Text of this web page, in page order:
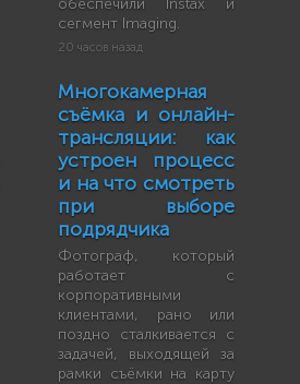
обеспечили Instax и
сегмент Imaging.
20 часов назад
Многокамерная
съёмка и онлайн-
трансляции: как
устроен процесс
и на что смотреть
при выборе
подрядчика
Фотограф, который
работает с
корпоративными
клиентами, рано или
поздно сталкивается с
задачей, выходящей за
рамки съёмки на карту